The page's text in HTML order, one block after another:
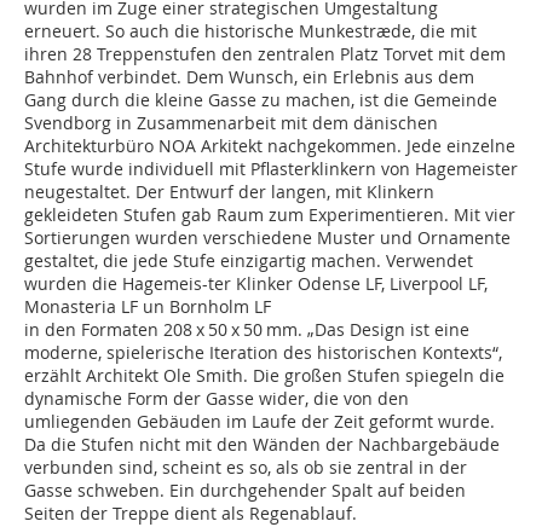
wurden im Zuge einer strategischen Umgestaltung
erneuert. So auch die historische Munkestræde, die mit
ihren 28 Treppenstufen den zentralen Platz Torvet mit dem
Bahnhof verbindet. Dem Wunsch, ein Erlebnis aus dem
Gang durch die kleine Gasse zu machen, ist die Gemeinde
Svendborg in Zusammenarbeit mit dem dänischen
Architekturbüro NOA Arkitekt nachgekommen. Jede einzelne
Stufe wurde individuell mit Pflasterklinkern von Hagemeister
neugestaltet. Der Entwurf der langen, mit Klinkern
gekleideten Stufen gab Raum zum Experimentieren. Mit vier
Sortierungen wurden verschiedene Muster und Ornamente
gestaltet, die jede Stufe einzigartig machen. Verwendet
wurden die Hagemeis-ter Klinker Odense LF, Liverpool LF,
Monasteria LF un Bornholm LF
in den Formaten 208 x 50 x 50 mm. „Das Design ist eine
moderne, spielerische Iteration des historischen Kontexts“,
erzählt Architekt Ole Smith. Die großen Stufen spiegeln die
dynamische Form der Gasse wider, die von den
umliegenden Gebäuden im Laufe der Zeit geformt wurde.
Da die Stufen nicht mit den Wänden der Nachbargebäude
verbunden sind, scheint es so, als ob sie zentral in der
Gasse schweben. Ein durchgehender Spalt auf beiden
Seiten der Treppe dient als Regenablauf.